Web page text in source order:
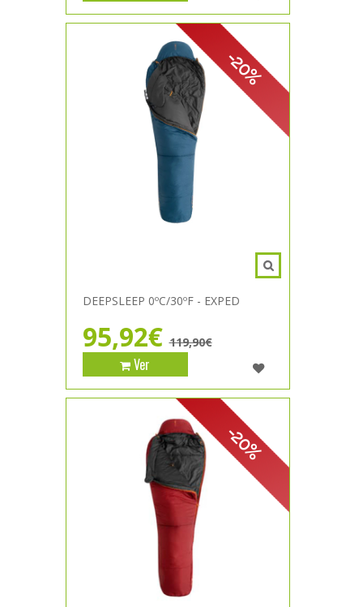
-20%
DEEPSLEEP 0ºC/30ºF - EXPED
95,92€ 119,90€
Ver
-20%